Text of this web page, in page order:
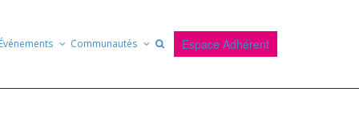
Événements Communautés Espace Adhérent